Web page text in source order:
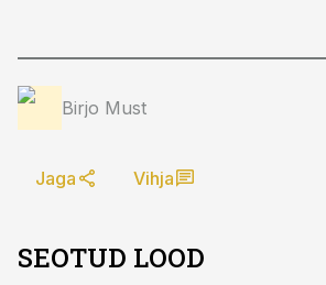
Birjo Must
Jaga Vihja
SEOTUD LOOD